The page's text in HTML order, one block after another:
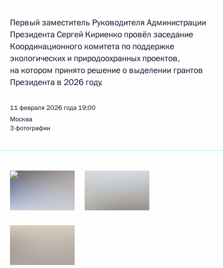
Первый заместитель Руководителя Администрации
Президента Сергей Кириенко провёл заседание
Координационного комитета по поддержке
экологических и природоохранных проектов,
на котором принято решение о выделении грантов
Президента в 2026 году.
11 февраля 2026 года 19:00
Москва
3 фотографии